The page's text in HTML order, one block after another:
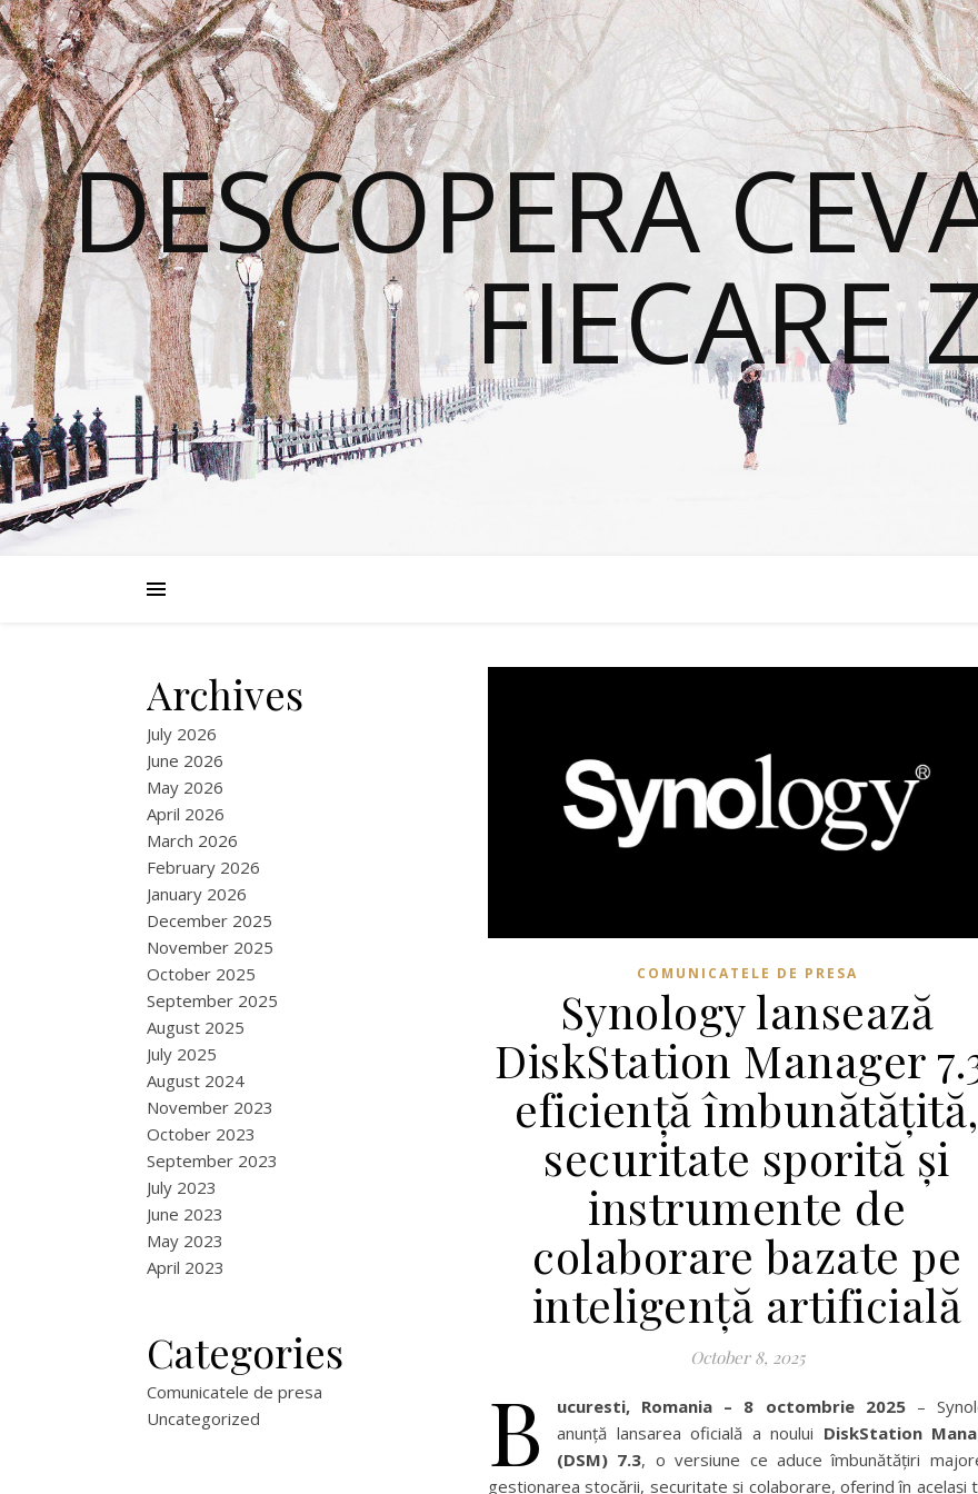
DESCOPERA
FIECARE
Archives
July 2026
June 2026
May 2026
April 2026
March 2026
February 2026
January 2026
December 2025
November 2025
October 2025
September 2025
August 2025
July 2025
August 2024
November 2023
October 2023
September 2023
July 2023
June 2023
May 2023
April 2023
Categories
Comunicatele de presa
Uncategorized
COMUNICATELE DE PRESA
Synology lansează
DiskStation Manager
eficiență îmbunătățită,
securitate sporită și
instrumente de
colaborare bazate pe
inteligență artificială
October 8, 2025
B ucuresti, Romania – 8 octombrie 2025–
anunță lansarea oficială a noului DiskStation
(DSM) 7.3, o versiune ce aduce îmbunătățiri
gestionarea stocării, securitate și colaborare, oferind în același